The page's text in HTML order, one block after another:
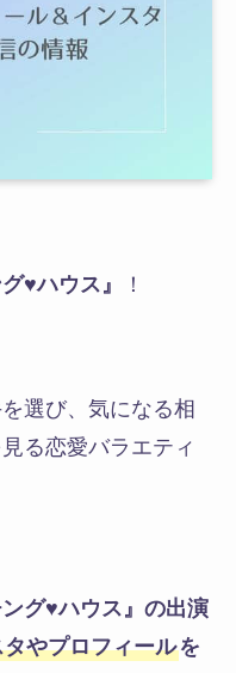
♥ハウス』 ！
選び、気になる相
る恋愛バラエティ
ング♥ハウス』の出演
やプロフィールを